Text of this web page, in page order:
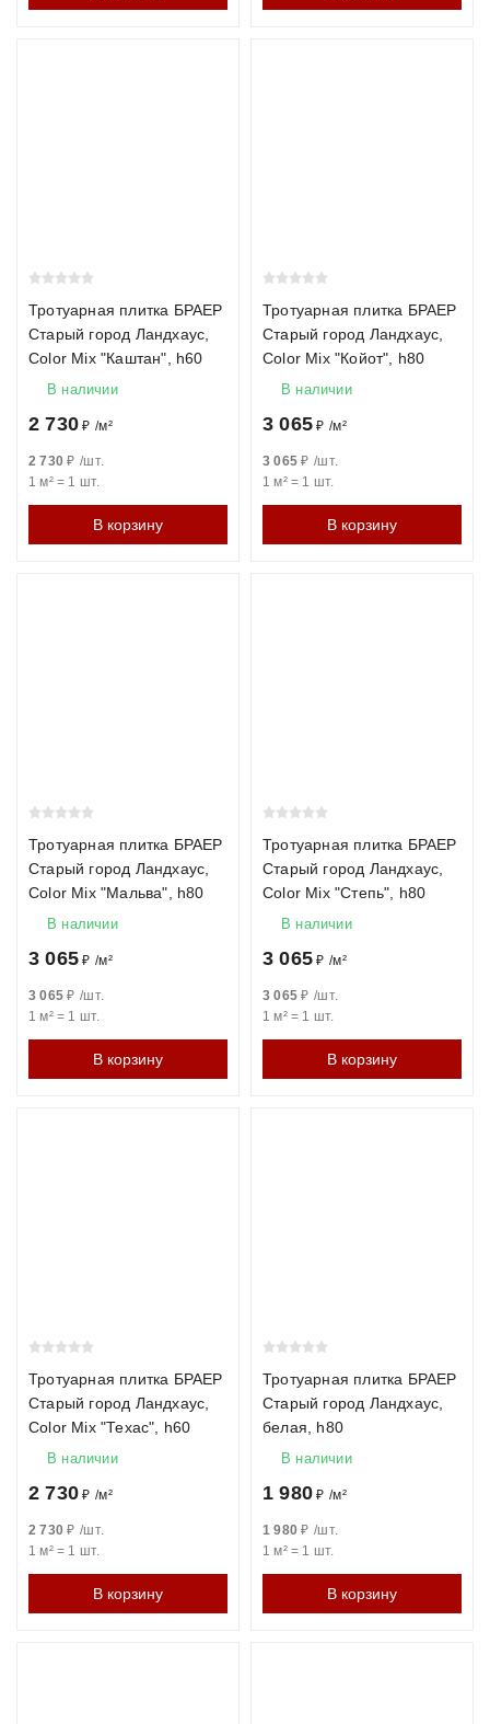
Тротуарная плитка БРАЕР
Старый город Ландхаус,
Color Mix "Каштан", h60
В наличии
2 730 ₽ /м²
2 730 ₽ /шт.
1 м²= 1 шт.
В корзину
Тротуарная плитка БРАЕР
Старый город Ландхаус,
Color Mix "Койот", h80
В наличии
3 065 ₽ /м²
3 065 ₽ /шт.
1 м²= 1 шт.
В корзину
Тротуарная плитка БРАЕР
Старый город Ландхаус,
Color Mix "Мальва", h80
В наличии
3 065 ₽ /м²
3 065 ₽ /шт.
1 м²= 1 шт.
В корзину
Тротуарная плитка БРАЕР
Старый город Ландхаус,
Color Mix "Степь", h80
В наличии
3 065 ₽ /м²
3 065 ₽ /шт.
1 м²= 1 шт.
В корзину
Тротуарная плитка БРАЕР
Старый город Ландхаус,
Color Mix "Техас", h60
В наличии
2 730 ₽ /м²
2 730 ₽ /шт.
1 м²= 1 шт.
В корзину
Тротуарная плитка БРАЕР
Старый город Ландхаус,
белая, h80
В наличии
1 980 ₽ /м²
1 980 ₽ /шт.
1 м²= 1 шт.
В корзину